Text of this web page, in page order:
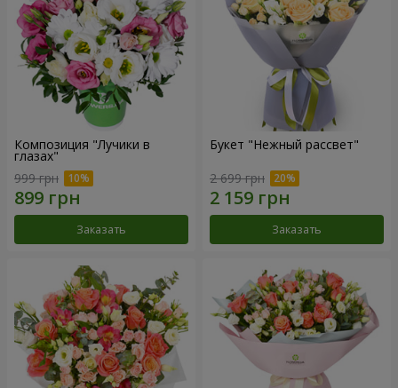
Композиция "Лучики в
глазах"
999 грн
Заказать
Букет "Нежный рассвет"
2 699 грн
Заказать